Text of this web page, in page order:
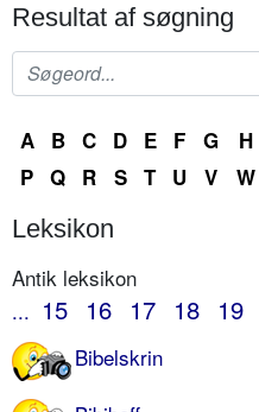
Resultat af søgning
A B C D E F G H
P Q R S T U V W
Leksikon
Antik leksikon
... 15 16 17 18 19
Bibelskrin